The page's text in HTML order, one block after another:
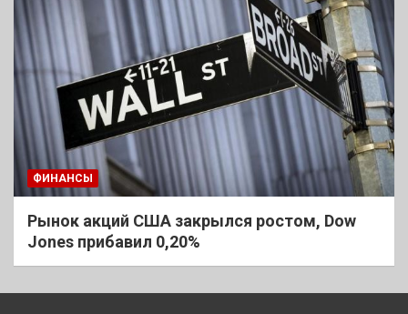
ФИНАНСЫ
Рынок акций США закрылся ростом, Dow
Jones прибавил 0,20%